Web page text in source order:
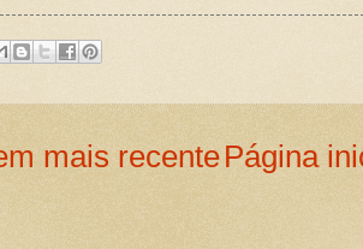
mais recentePágina